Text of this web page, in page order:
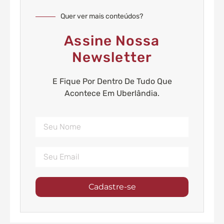
Quer ver mais conteúdos?
Assine Nossa
Newsletter
E Fique Por Dentro De Tudo Que
Acontece Em Uberlândia.
Cadastre-se